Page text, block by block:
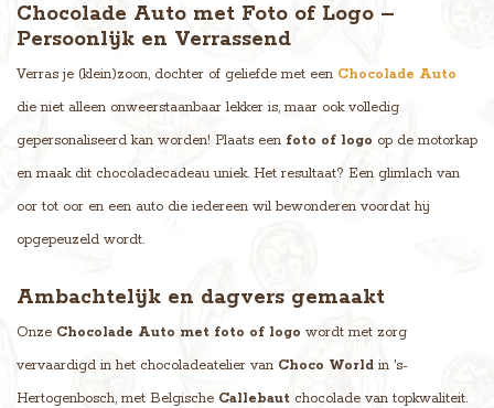
Chocolade Auto met Foto of Logo –
Persoonlijk en Verrassend
Verras je (klein)zoon, dochter of geliefde met een Chocolade Auto
die niet alleen onweerstaanbaar lekker is, maar ook volledig
gepersonaliseerd kan worden! Plaats een foto of logo op de motorkap
en maak dit chocoladecadeau uniek. Het resultaat? Een glimlach van
oor tot oor en een auto die iedereen wil bewonderen voordat hij
opgepeuzeld wordt.
Ambachtelijk en dagvers gemaakt
Onze Chocolade Auto met foto of logo wordt met zorg
vervaardigd in het chocoladeatelier van Choco World in 's-
Hertogenbosch, met Belgische Callebaut chocolade van topkwaliteit.